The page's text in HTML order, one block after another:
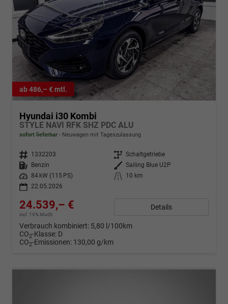
ab 486,– € mtl.
Hyundai i30 Kombi
STYLE NAVI RFK SHZ PDC ALU
sofort lieferbar Neuwagen mit Tageszulassung
Fahrzeugnr. 1332203 Getriebe Schaltgetriebe
Kraftstoff
Benzin Außenfarbe Sailing Blue U2P
Leistung
84 kW (115 PS) Kilometerstand
10 km
22.05.2026
24.539,– €
incl. 19% MwSt.
Details
Verbrauch kombiniert: 5,80 l/100km
CO2-Klasse: D
CO2-Emissionen: 130,00 g/km